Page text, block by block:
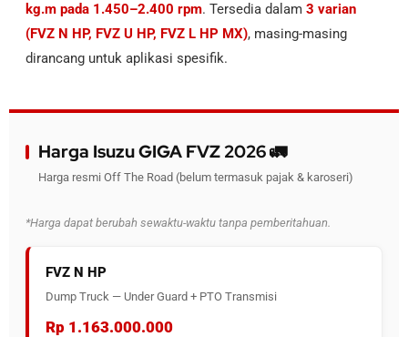
kg.m pada 1.450–2.400 rpm. Tersedia dalam 3 varian
(FVZ N HP, FVZ U HP, FVZ L HP MX), masing-masing
dirancang untuk aplikasi spesifik.
Harga Isuzu GIGA FVZ 2026 🚛
Harga resmi Off The Road (belum termasuk pajak & karoseri)
*Harga dapat berubah sewaktu-waktu tanpa pemberitahuan.
FVZ N HP
Dump Truck — Under Guard + PTO Transmisi
Rp 1.163.000.000